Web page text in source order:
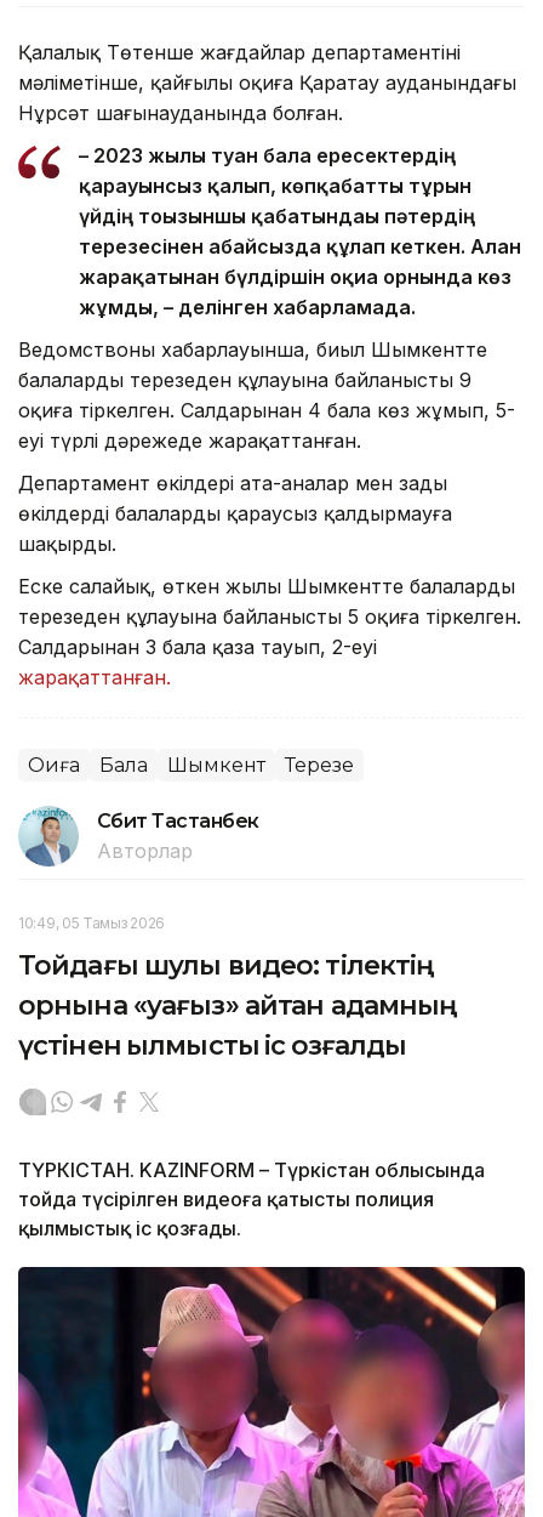
Қалалық Төтенше жағдайлар департаментінің
мәліметінше, қайғылы оқиға Қаратау ауданындағы
Нұрсәт шағынауданында болған.
– 2023 жылы туған бала ересектердің
қарауынсыз қалып, көпқабатты тұрғын
үйдің тоғызыншы қабатындағы пәтердің
терезесінен абайсызда құлап кеткен. Алған
жарақатынан бүлдіршін оқиға орнында көз
жұмды, – делінген хабарламада.
Ведомствоның хабарлауынша, биыл Шымкентте
балалардың терезеден құлауына байланысты 9
оқиға тіркелген. Салдарынан 4 бала көз жұмып, 5-
еуі түрлі дәрежеде жарақаттанған.
Департамент өкілдері ата-аналар мен заңды
өкілдерді балаларды қараусыз қалдырмауға
шақырды.
Еске салайық, өткен жылы Шымкентте балалардың
терезеден құлауына байланысты 5 оқиға тіркелген.
Салдарынан 3 бала қаза тауып, 2-еуі
жарақаттанған.
Оқиға Бала Шымкент Терезе
Сәбит Тастанбек
Авторлар
10:49, 05 Тамыз 2026
Тойдағы шулы видео: тілектің
орнына «уағыз» айтқан адамның
үстінен қылмыстық іс қозғалды
ТҮРКІСТАН. KAZINFORM – Түркістан облысында
тойда түсірілген видеоға қатысты полиция
қылмыстық іс қозғады.